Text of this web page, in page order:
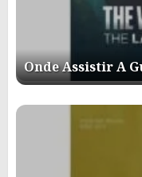
Onde Assistir A